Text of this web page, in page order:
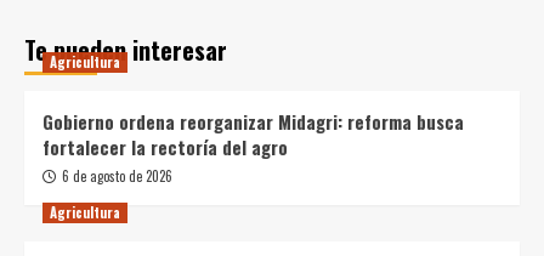
Te pueden interesar
Agricultura
Gobierno ordena reorganizar Midagri: reforma busca
fortalecer la rectoría del agro
6 de agosto de 2026
Agricultura